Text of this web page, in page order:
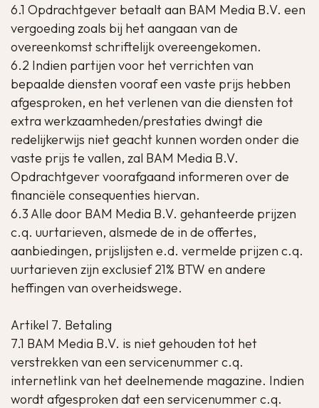
6.1 Opdrachtgever betaalt aan BAM Media B.V. een
vergoeding zoals bij het aangaan van de
overeenkomst schriftelijk overeengekomen.
6.2 Indien partijen voor het verrichten van
bepaalde diensten vooraf een vaste prijs hebben
afgesproken, en het verlenen van die diensten tot
extra werkzaamheden/prestaties dwingt die
redelijkerwijs niet geacht kunnen worden onder die
vaste prijs te vallen, zal BAM Media B.V.
Opdrachtgever voorafgaand informeren over de
financiële consequenties hiervan.
6.3 Alle door BAM Media B.V. gehanteerde prijzen
c.q. uurtarieven, alsmede de in de offertes,
aanbiedingen, prijslijsten e.d. vermelde prijzen c.q.
uurtarieven zijn exclusief 21% BTW en andere
heffingen van overheidswege.
Artikel 7. Betaling
7.1 BAM Media B.V. is niet gehouden tot het
verstrekken van een servicenummer c.q.
internetlink van het deelnemende magazine. Indien
wordt afgesproken dat een servicenummer c.q.